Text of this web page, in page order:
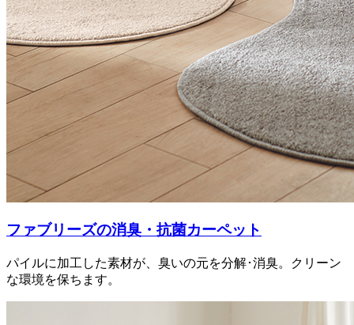
ファブリーズの消臭・抗菌カーペット
パイルに加工した素材が、臭いの元を分解･消臭。クリーン
な環境を保ちます。